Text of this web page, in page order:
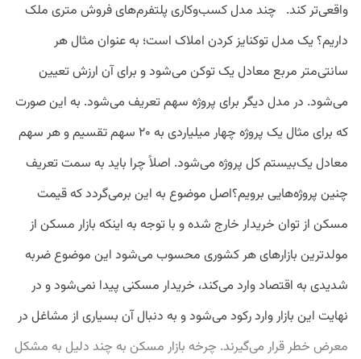
واقعی‌تر کند. چند مدل کسب‌وکاری پلتفرم‌های فروش متری ملک
داریم؟ یک مدل توکنایز کردن املاک است؛ به عنوان مثال هر
سانتی‌متر مربع معادل یک توکن می‌شود و برای آن ارزش تعیین
می‌شود. در مدل دیگر برای پروژه سهم تعریف می‌شود. به این صورت
که برای مثال یک پروژه چهار میلیاردی به ۲۰ سهم تقسیم و هر سهم
معادل یک‌بیستم کل پروژه می‌شود. اصلاً چرا باید به سمت تعریف
چنین پروژه‌هایی برویم؟اصل موضوع به این برمی‌گردد که قیمت
مسکن از توان خریدار خارج شده و با توجه به اینکه بازار مسکن از
مولدترین بازارهای هر کشوری محسوب می‌شود این موضوع ضربه
شدیدی به اقتصاد وارد می‌کند، خریدار مسکنی پیدا نمی‌شود و در
نهایت این بازار وارد رکود می‌شود و به دنبال آن بسیاری از مشاغل در
معرض خطر قرار می‌گیرند. چرخه بازار مسکن به چند دلیل به مشکل